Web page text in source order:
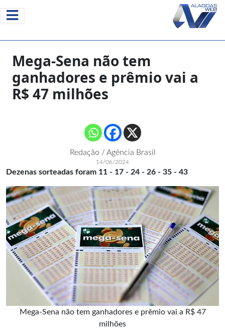
Mega-Sena não tem
ganhadores e prêmio vai a
R$ 47 milhões
Redação / Agência Brasil
14/06/2024
Dezenas sorteadas foram 11 - 17 - 24 - 26 - 35 - 43
Mega-Sena não tem ganhadores e prêmio vai a R$ 47
milhões